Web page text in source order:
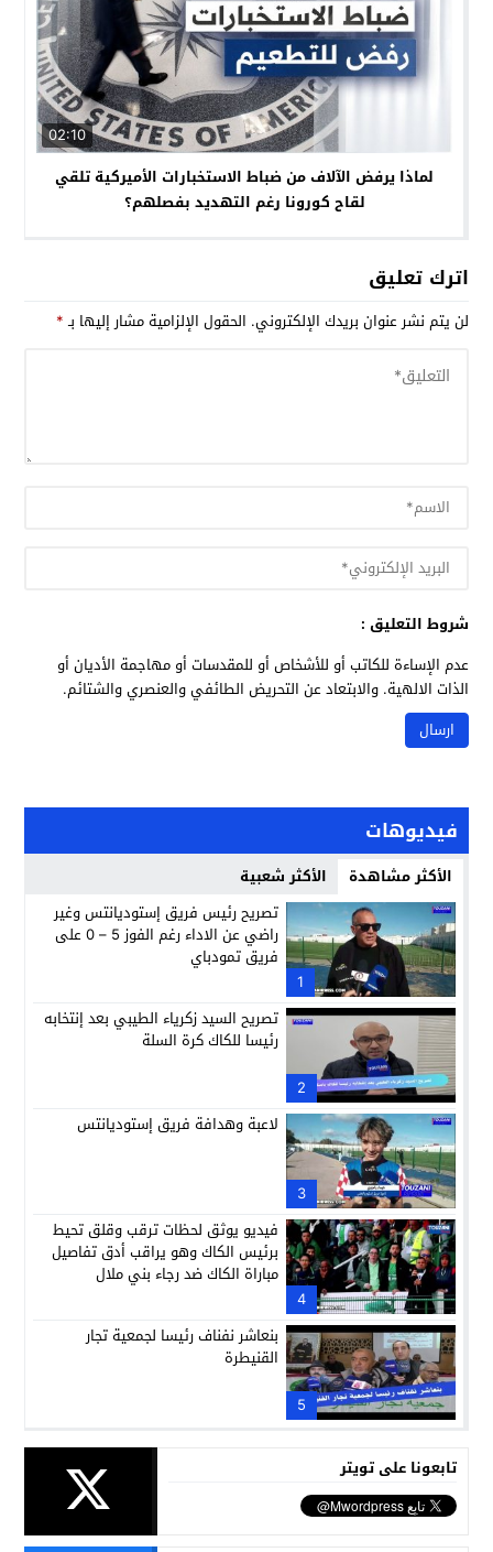
02:10
لماذا يرفض الآلاف من ضباط الاستخبارات الأميركية تلقي
لقاح كورونا رغم التهديد بفصلهم؟
اترك تعليق
لن يتم نشر عنوان بريدك الإلكتروني. الحقول الإلزامية مشار إليها بـ*
شروط التعليق :
عدم الإساءة للكاتب أو للأشخاص أو للمقدسات أو مهاجمة الأديان أو
الذات الالهية. والابتعاد عن التحريض الطائفي والعنصري والشتائم.
فيديوهات
الأكثر مشاهدة الأكثر شعبية
1
تصريح رئيس فريق إستوديانتس وغير
راضي عن الاداء رغم الفوز 5 – 0 على
فريق تمودباي
2
تصريح السيد زكرياء الطيبي بعد إنتخابه
رئيسا للكاك كرة السلة
3
لاعبة وهدافة فريق إستوديانتس
4
فيديو يوثق لحظات ترقب وقلق تحيط
برئيس الكاك وهو يراقب أدق تفاصيل
مباراة الكاك ضد رجاء بني ملال
5
بنعاشر نفناف رئيسا لجمعية تجار
القنيطرة
تابعونا على تويتر